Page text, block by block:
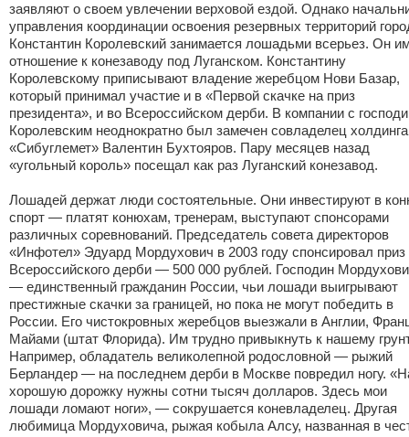
заявляют о своем увлечении верховой ездой. Однако
управления координации освоения резервных территорий
Константин Королевский занимается лошадьми всерьез. Он
отношение к конезаводу под Луганском. Константину
Королевскому приписывают владение жеребцом Нови Базар,
который принимал участие и в «Первой скачке на приз
президента», и во Всероссийском дерби. В компании с
Королевским неоднократно был замечен совладелец холдинга
«Сибуглемет» Валентин Бухтояров. Пару месяцев назад
«угольный король» посещал как раз Луганский конезавод.
Лошадей держат люди состоятельные. Они инвестируют в
спорт — платят конюхам, тренерам, выступают спонсорами
различных соревнований. Председатель совета директоров
«Инфотел» Эдуард Мордухович в 2003 году спонсировал приз
Всероссийского дерби — 500 000 рублей. Господин
— единственный гражданин России, чьи лошади выигрывают
престижные скачки за границей, но пока не могут победить в
России. Его чистокровных жеребцов выезжали в Англии,
Майами (штат Флорида). Им трудно привыкнуть к нашему
Например, обладатель великолепной родословной — рыжий
Берландер — на последнем дерби в Москве повредил ногу.
хорошую дорожку нужны сотни тысяч долларов. Здесь мои
лошади ломают ноги», — сокрушается коневладелец. Другая
любимица Мордуховича, рыжая кобыла Алсу, названная в